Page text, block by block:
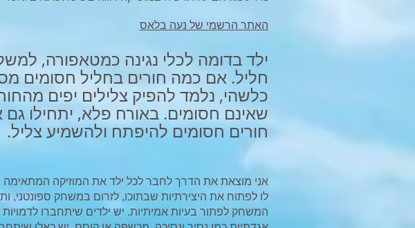
האתר הרשמי של נעה בלאס
ילד בדומה לכלי נגינה כמטאפורה,
חליל. אם כמה חורים בחליל חסומים
כלשהי, נלמד להפיק צלילים יפים
שאינם חסומים. באורח פלא, יתחילו
חורים חסומים להיפתח ולהשמיע צליל.
אני מוצאת את הדרך לחבר לכל ילד את המוזיקה המתאימה
לו לפתוח את היצירתיות שבתוכו, לזרום במשחק ספונטני,
המשחק לפתור בעיות אמיתיות. יש ילדים שיתחברו לדמויות